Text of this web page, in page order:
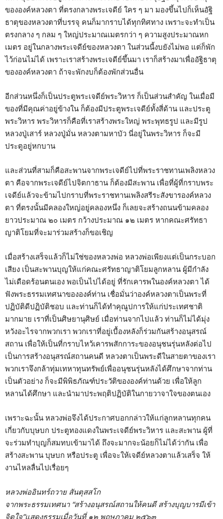
ขององค์หลวงตา ที่ตรงกลางพระเจดีย์ ใคร ๆ มา มองขึ้นไปก็เห็นอัฐิ
ธาตุของหลวงตาที่บรรจุ คนก็มากราบได้ทุกทิศทาง เพราะจะทำเป็น
ตรงกลาง ๆ กลม ๆ ใหญ่ประมาณเมตรกว่า ๆ ความสูงประมาณหก
เมตร อยู่ในกลางพระเจดีย์ของหลวงตา ในส่วนนี้งบยังไม่พอ แต่ก็พัก
ไว้ก่อนไม่ได้ เพราะเราสร้างพระเจดีย์ขึ้นมา เราก็สร้างมาเพื่ออัฐิธาตุ
ขององค์หลวงตา ถ้าจะพักงบก็ต้องพักส่วนอื่น
อีกส่วนหนึ่งก็เป็นประตูพระเจดีย์พระวิหาร ก็เป็นส่วนสำคัญ ในเมื่อมี
ของที่มีคุณค่าอยู่ข้างใน ก็ต้องมีประตูพระเจดีย์ทั้งสี่ด้าน และประตู
พระวิหาร พระวิหารก็คือที่เราสร้างพระใหญ่ พระพุทธรูป และมีรูป
หลวงปู่เสาร์ หลวงปู่มั่น หลวงตามหาบัว นี่อยู่ในพระวิหาร ก็จะมี
ประตูอยู่หกบาน
และส่วนที่สามก็คือสะพานจากพระเจดีย์ไปที่พระราชทานเพลิงหลวง
ตา คือจากพระเจดีย์ไปจิตกาธาน ก็ต้องมีสะพาน เพื่อที่ผู้ที่กราบพระ
เจดีย์แล้วจะข้ามไปกราบที่พระราชทานเพลิงสรีระสังขารองค์หลวง
ตา ที่ตรงนั้นมีคลองใหญ่อยู่คลองหนึ่ง ก็เลยจะสร้างถนนข้ามคลอง
ยาวประมาณ ๒๐ เมตร กว้างประมาณ ๑๒ เมตร หากคณะศรัทธา
ญาติโยมที่จะมาร่วมสร้างก็ขอเชิญ
เมื่อสร้างเสร็จแล้วก็ไม่ใช่ของหลวงพ่อ หลวงพ่อเพียงแต่เป็นกระบอก
เสียง เป็นสะพานบุญให้แก่คณะศรัทธาญาติโยมลูกหลาน ผู้มีกำลัง
ไม่เดือดร้อนตนเอง พอเป็นไปได้อยู่ ที่รักเคารพในองค์หลวงตา ได้
ฟังพระธรรมเทศนาขององค์ท่าน เชื่อมั่นว่าองค์หลวงตาเป็นพระที่
ปฏิบัติดีปฏิบัติชอบ และท่านก็ได้ทำคุณูปการให้แก่ประเทศชาติ
มากมาย เราที่เป็นศิษยานุศิษย์ เมื่อท่านจากไปแล้ว ท่านก็ไม่ได้มุ่ง
หวังอะไรจากพวกเรา พวกเราที่อยู่เบื้องหลังก็ร่วมกันสร้างอนุสรณ์
สถาน เพื่อให้เป็นที่กราบไหว้เคารพสักการะของอนุชนรุ่นหลังต่อไป
เป็นการสร้างอนุสรณ์สถานคนดี หลวงตาเป็นพระดีในสายตาของเรา
พวกเราจึงกล้าทุ่มเทหาทุนทรัพย์เพื่ออนุชนรุ่นหลังได้ศึกษาจากท่าน
เป็นตัวอย่าง ก็จะมีพิพิธภัณฑ์ประวัติขององค์ท่านด้วย เพื่อให้ลูก
หลานได้ศึกษา และนำมาประพฤติปฏิบัติในกายวาจาใจของตนเอง
เพราะฉะนั้น หลวงพ่อจึงได้ประกาศบอกกล่าวให้แก่ลูกหลานทุกคน
เกี่ยวกับบุษบก ประตูทองแดงในพระเจดีย์พระวิหาร และสะพาน ผู้ที่
จะร่วมทำบุญก็สมทบเข้ามาได้ ถึงจะมากจะน้อยก็ไม่ได้ว่ากัน เพื่อ
สร้างสะพาน บุษบก หรือประตู เพื่อจะให้เจดีย์หลวงตาแล้วเสร็จ ให้
งานไหลลื่นไปเรื่อยๆ
หลวงพ่ออินทร์ถวาย สันตุสสโก
จากพระธรรมเทศนา “สร้างอนุสรณ์สถานให้คนดี สร้างบุญบารมีเข้า
จิตใจ”แสดงธรรมเมื่อวันที่ ๑๒ พฤษภาคม ๒๕๖๓